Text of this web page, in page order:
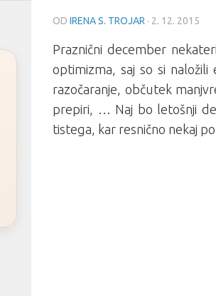
OD IRENA S. TROJAR · 2. 12. 2015
Praznični december
optimizma, saj so si naložili
razočaranje, občutek
prepiri, … Naj bo letošnji
tistega, kar resnično nekaj